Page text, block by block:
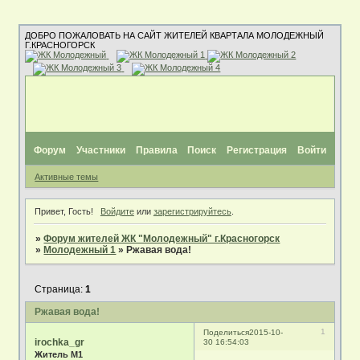
ДОБРО ПОЖАЛОВАТЬ НА САЙТ ЖИТЕЛЕЙ КВАРТАЛА МОЛОДЕЖНЫЙ
Г.КРАСНОГОРСК
Форум Участники Правила Поиск Регистрация Войти
Активные темы
Привет, Гость! Войдитеили зарегистрируйтесь.
»Форум жителей ЖК "Молодежный" г.Красногорск
» Молодежный 1 » Ржавая вода!
Ржавая вода!
Страница:1
Поделиться 1
2015-10-
30 16:54:03
irochka_gr
Житель М1